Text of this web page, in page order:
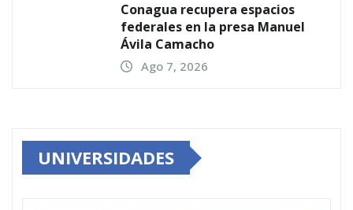
Conagua recupera espacios
federales en la presa Manuel
Ávila Camacho
Ago 7, 2026
UNIVERSIDADES